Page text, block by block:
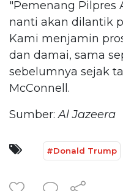
"Pemenang Pilpres
nanti akan dilantik
Kami menjamin
dan damai, sama
sebelumnya sejak
McConnell.
Sumber:Al Jazeera
#Donald Trump